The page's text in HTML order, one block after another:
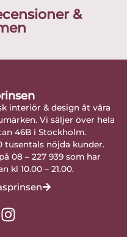
&
interiör & design åt våra
Vi säljer över hela
46B i Stockholm.
tusentals nöjda kunder.
08 – 227 939 som har
kl 10.00 – 21.00.
I
n